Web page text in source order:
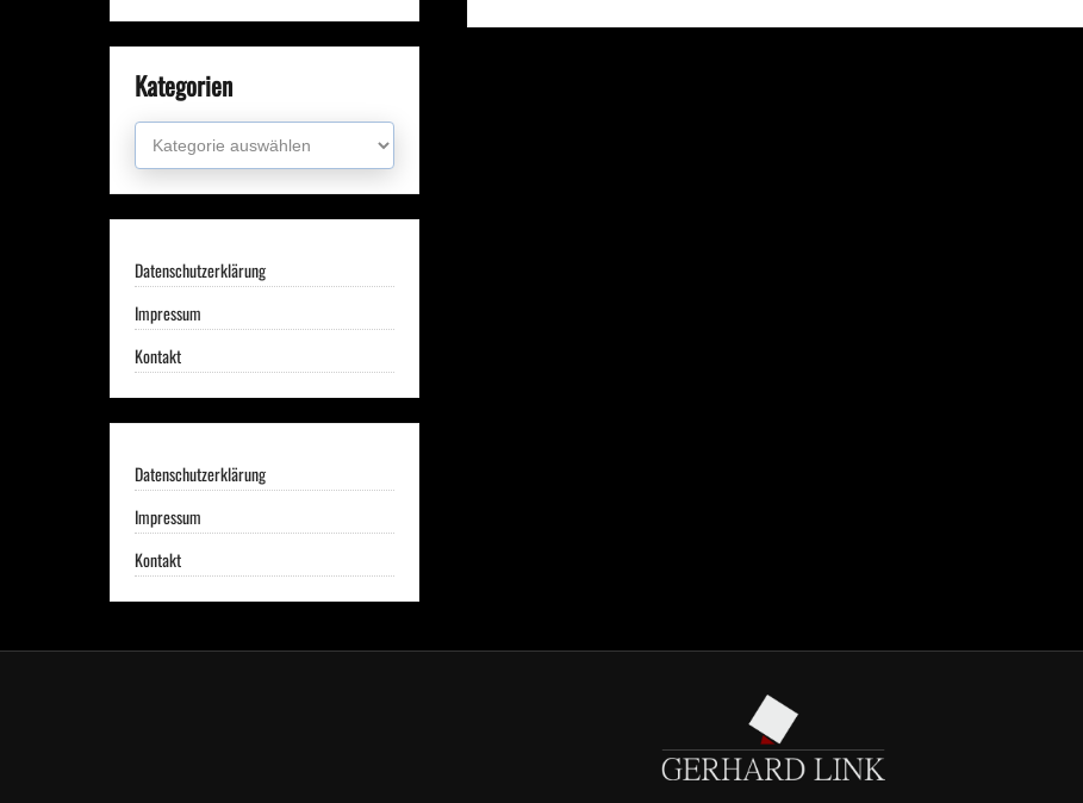
Kategorien
Kategorien
Datenschutzerklärung
Impressum
Kontakt
Datenschutzerklärung
Impressum
Kontakt